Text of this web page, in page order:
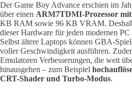
Der Game Boy Advance erschien im
über einen ARM7TDMI-Prozessor
KB RAM sowie 96 KB VRAM.
dieser Hardware für jeden modernen
Selbst ältere Laptops können GBA-
voller Geschwindigkeit ausführen.
Emulatoren Verbesserungen, die weit
hinausgehen – zum Beispiel
CRT-Shader und Turbo-Modus.